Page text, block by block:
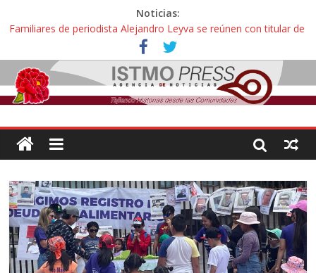
Noticias:
Ángel, el joven autista expulsado por la Universidad Bienestar de
Ixtepec, Oaxaca vuelve a las aulas tras amparo
Familiares de periodista Alejandro Leyva se reúnen con titular de
la SEGOB y exigen detener a los autores materiales e
intelectuales de su asesinato
Alertan pescadores de Juchitán, Oaxaca de nuevo despojo de su
Pescadores y comuneros ikoots detienen la extracción ilegal de
material pétreo de gravera Oyamel
ahora pescadores de Salinas del Marqués denuncian daños de
Pemex